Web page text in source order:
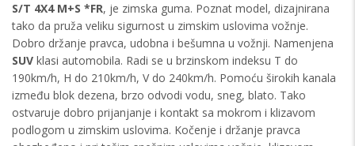
S/T 4X4 M+S *FR, je zimska guma. Poznat model, dizajnirana
tako da pruža veliku sigurnost u zimskim uslovima vožnje.
Dobro držanje pravca, udobna i bešumna u vožnji. Namenjena
SUV klasi automobila. Radi se u brzinskom indeksu T do
190km/h, H do 210km/h, V do 240km/h. Pomoću širokih kanala
između blok dezena, brzo odvodi vodu, sneg, blato. Tako
ostvaruje dobro prijanjanje i kontakt sa mokrom i klizavom
podlogom u zimskim uslovima. Kočenje i držanje pravca